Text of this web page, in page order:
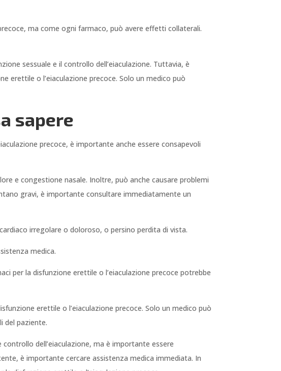
ma come ogni farmaco, può avere effetti collaterali.
sessuale e il controllo dell’eiaculazione. Tuttavia, è
erettile o l’eiaculazione precoce. Solo un medico può
sapere
precoce, è importante anche essere consapevoli
e congestione nasale. Inoltre, può anche causare problemi
gravi, è importante consultare immediatamente un
irregolare o doloroso, o persino perdita di vista.
medica.
per la disfunzione erettile o l’eiaculazione precoce potrebbe
erettile o l’eiaculazione precoce. Solo un medico può
del paziente.
dell’eiaculazione, ma è importante essere
è importante cercare assistenza medica immediata. In